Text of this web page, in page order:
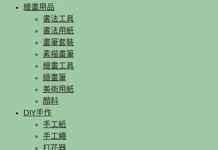
繪畫用品
書法工具
書法用紙
畫筆套裝
素描畫筆
繪畫工具
繪畫筆
美術用紙
顏料
DIY手作
手工紙
手工繩
打花器